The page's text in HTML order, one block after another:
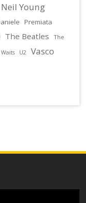
Neil Young
Premiata
The Beatles
The
U2
Vasco